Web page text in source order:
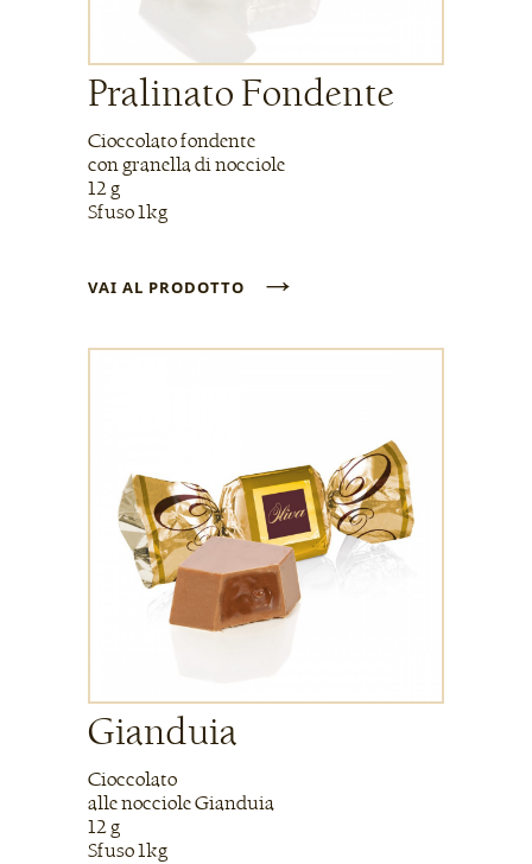
Pralinato Fondente
Cioccolato fondente
con granella di nocciole
12 g
Sfuso 1kg
VAI AL PRODOTTO →
Gianduia
Cioccolato
alle nocciole Gianduia
12 g
Sfuso 1kg